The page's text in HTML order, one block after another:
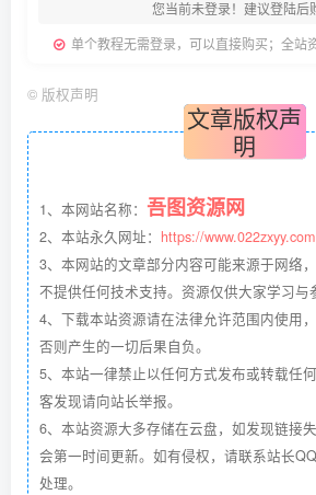
您当前未登录！建议登陆后
单个教程无需登录，可以直接购买；全站
© 版权声明
文章版权声
明
1、本网站名称： 吾图资源网
2、本站永久网址： https://www.022zxyy.com
3、本网站的文章部分内容可能来源于网络，
不提供任何技术支持。资源仅供大家学习与
4、下载本站资源请在法律允许范围内使用
否则产生的一切后果自负。
5、本站一律禁止以任何方式发布或转载任
客发现请向站长举报。
6、本站资源大多存储在云盘，如发现链接
会第一时间更新。如有侵权，请联系站长
处理。